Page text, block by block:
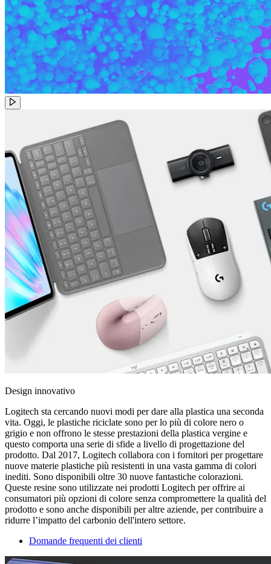
Design innovativo
Logitech sta cercando nuovi modi per dare alla plastica una seconda
vita. Oggi, le plastiche riciclate sono per lo più di colore nero o
grigio e non offrono le stesse prestazioni della plastica vergine e
questo comporta una serie di sfide a livello di progettazione del
prodotto. Dal 2017, Logitech collabora con i fornitori per progettare
nuove materie plastiche più resistenti in una vasta gamma di colori
inediti. Sono disponibili oltre 30 nuove fantastiche colorazioni.
Queste resine sono utilizzate nei prodotti Logitech per offrire ai
consumatori più opzioni di colore senza compromettere la qualità del
prodotto e sono anche disponibili per altre aziende, per contribuire a
ridurre l’impatto del carbonio dell'intero settore.
Domande frequenti dei clienti